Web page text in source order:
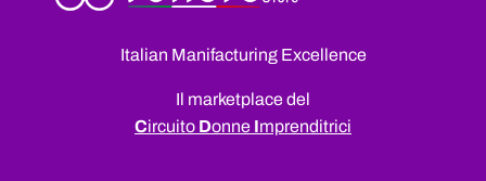
Italian Manifacturing Excellence
Il marketplace del
Circuito Donne Imprenditrici